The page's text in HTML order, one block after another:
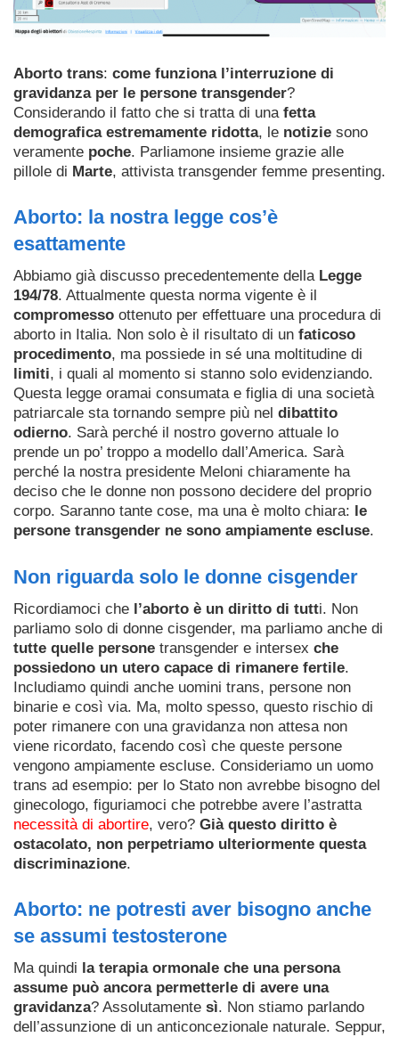
Aborto trans: come funziona l’interruzione di
gravidanza per le persone transgender?
Considerando il fatto che si tratta di una fetta
demografica estremamente ridotta, le notizie sono
veramente poche. Parliamone insieme grazie alle
pillole di Marte, attivista transgender femme presenting.
Aborto: la nostra legge cos’è
esattamente
Abbiamo già discusso precedentemente della Legge
194/78. Attualmente questa norma vigente è il
compromesso ottenuto per effettuare una procedura di
aborto in Italia. Non solo è il risultato di un faticoso
procedimento, ma possiede in sé una moltitudine di
limiti, i quali al momento si stanno solo evidenziando.
Questa legge oramai consumata e figlia di una società
patriarcale sta tornando sempre più nel dibattito
odierno. Sarà perché il nostro governo attuale lo
prende un po’ troppo a modello dall’America. Sarà
perché la nostra presidente Meloni chiaramente ha
deciso che le donne non possono decidere del proprio
corpo. Saranno tante cose, ma una è molto chiara: le
persone transgender ne sono ampiamente escluse.
Non riguarda solo le donne cisgender
Ricordiamoci che l’aborto è un diritto di tutti. Non
parliamo solo di donne cisgender, ma parliamo anche di
tutte quelle persone transgender e intersex che
possiedono un utero capace di rimanere fertile.
Includiamo quindi anche uomini trans, persone non
binarie e così via. Ma, molto spesso, questo rischio di
poter rimanere con una gravidanza non attesa non
viene ricordato, facendo così che queste persone
vengono ampiamente escluse. Consideriamo un uomo
trans ad esempio: per lo Stato non avrebbe bisogno del
ginecologo, figuriamoci che potrebbe avere l’astratta
necessità di abortire, vero? Già questo diritto è
ostacolato, non perpetriamo ulteriormente questa
discriminazione.
Aborto: ne potresti aver bisogno anche
se assumi testosterone
Ma quindi la terapia ormonale che una persona
assume può ancora permetterle di avere una
gravidanza? Assolutamente sì. Non stiamo parlando
dell’assunzione di un anticoncezionale naturale. Seppur,